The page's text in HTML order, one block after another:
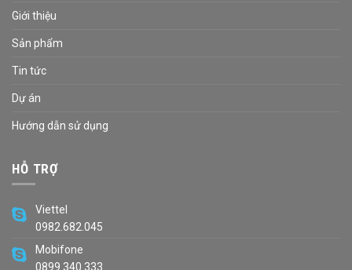
Giới thiệu
Sản phẩm
Tin tức
Dự án
Hướng dẫn sử dụng
HỖ TRỢ
Viettel
0982.682.045
Mobifone
0899.340.333